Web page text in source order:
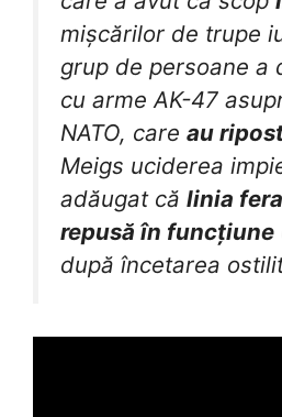
mișcărilor de trupe
grup de persoane a
cu arme AK-47
NATO, care au
Meigs uciderea
adăugat că linia
repusă în funcțiune
după încetarea